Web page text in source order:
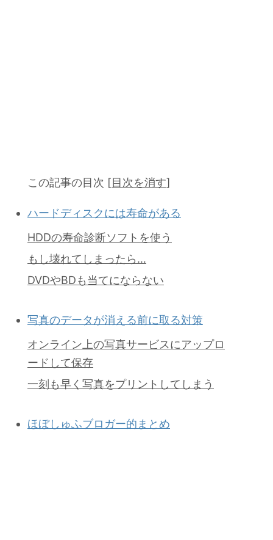
この記事の目次 [目次を消す]
ハードディスクには寿命がある
HDDの寿命診断ソフトを使う
もし壊れてしまったら…
DVDやBDも当てにならない
写真のデータが消える前に取る対策
オンライン上の写真サービスにアップロ
ードして保存
一刻も早く写真をプリントしてしまう
ほぼしゅふブロガー的まとめ